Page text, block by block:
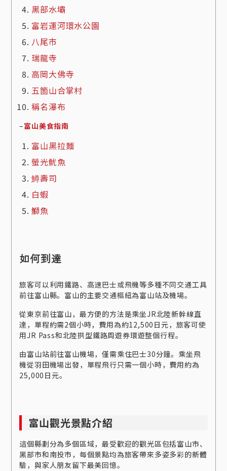
黑部水壩
富岩運河環水公園
八尾市
瑞龍寺
高岡大佛寺
五箇山合掌村
稱名瀑布
–富山美食指南
富山黑拉麵
螢光魷魚
鱒壽司
白蝦
鰤魚
如何到達
旅客可以利用鐵路、高速巴士或飛機等多種不同交通工具
前往富山縣。富山的主要交通樞紐為富山站及機場。
從東京前往富山，最方便的方法是乘坐JR北陸新幹線直
達，單程約需2個小時，費用為約12,500日元，旅客可使
用JR Pass和北陸拱型鐵路周遊券環遊整個行程。
由富山站前往富山機場，僅需乘住巴士30分鐘。乘坐飛
機從羽田機場出發，單程飛行只需一個小時，費用約為
25,000日元。
富山觀光景點介紹
這個縣劃分為多個區域，最受歡迎的觀光區包括富山市、
黑部市和南投市，每個景點均為旅客帶來多姿多彩的新體
驗，與家人朋友留下最美回憶。